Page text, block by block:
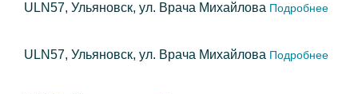
ULN57, Ульяновск, ул. Врача Михайлова Подробнее
ULN57, Ульяновск, ул. Врача Михайлова Подробнее